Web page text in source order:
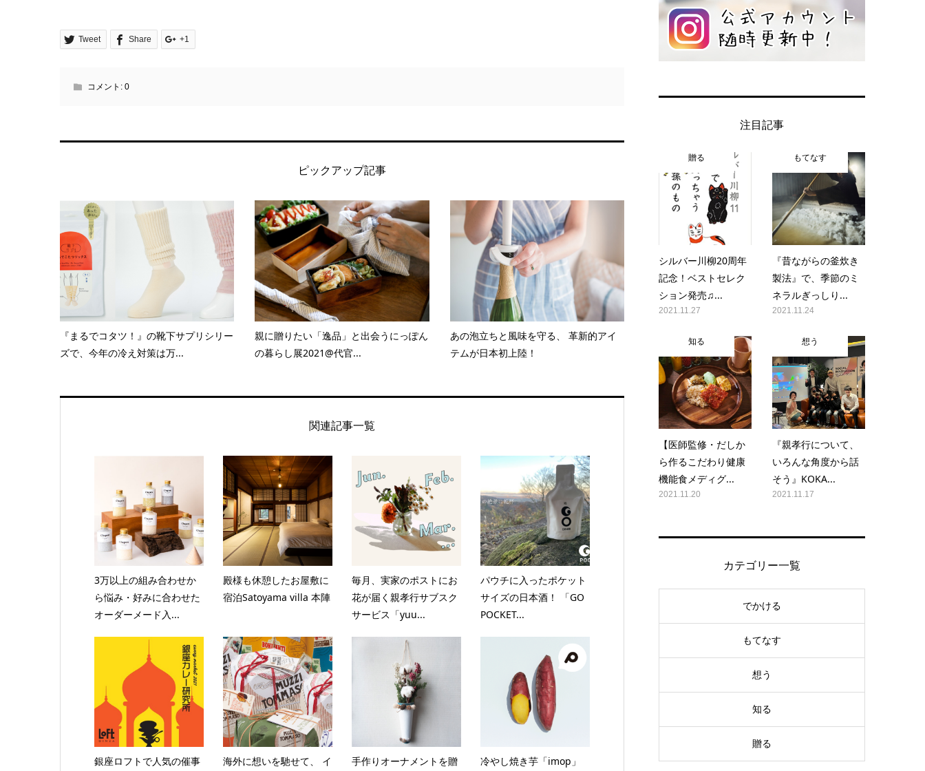
Tweet Share +1
コメント: 0
ピックアップ記事
『まるでコタツ！』の靴下サプリシリー
ズで、今年の冷え対策は万...
親に贈りたい「逸品」と出会うにっぽん
の暮らし展2021@代官...
あの泡立ちと風味を守る、 革新的アイ
テムが日本初上陸！
関連記事一覧
3万以上の組み合わせか
ら悩み・好みに合わせた
オーダーメード入...
殿様も休憩したお屋敷に
宿泊Satoyama villa 本陣
毎月、実家のポストにお
花が届く親孝行サブスク
サービス「yuu...
パウチに入ったポケット
サイズの日本酒！ 「GO
POCKET...
銀座ロフトで人気の催事
海外に想いを馳せて、 イ
手作りオーナメントを贈
冷やし焼き芋「imop」
注目記事
贈る
シルバー川柳20周年
記念！ベストセレク
ション発売♫...
2021.11.27
もてなす
『昔ながらの釜炊き
製法』で、季節のミ
ネラルぎっしり...
2021.11.24
知る
【医師監修・だしか
ら作るこだわり健康
機能食メディグ...
2021.11.20
想う
『親孝行について、
いろんな角度から話
そう』KOKA...
2021.11.17
カテゴリー一覧
でかける
もてなす
想う
知る
贈る